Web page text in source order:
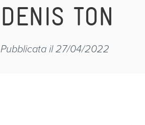
DENIS TON
Pubblicata il 27/04/2022